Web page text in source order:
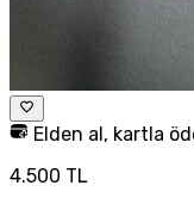
Elden al, kartla
4.500 TL